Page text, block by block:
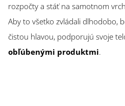
rozpočty a stáť na samotnom
Aby to všetko zvládali dlhodobo,
čistou hlavou, podporujú svoje
obľúbenými produktmi.